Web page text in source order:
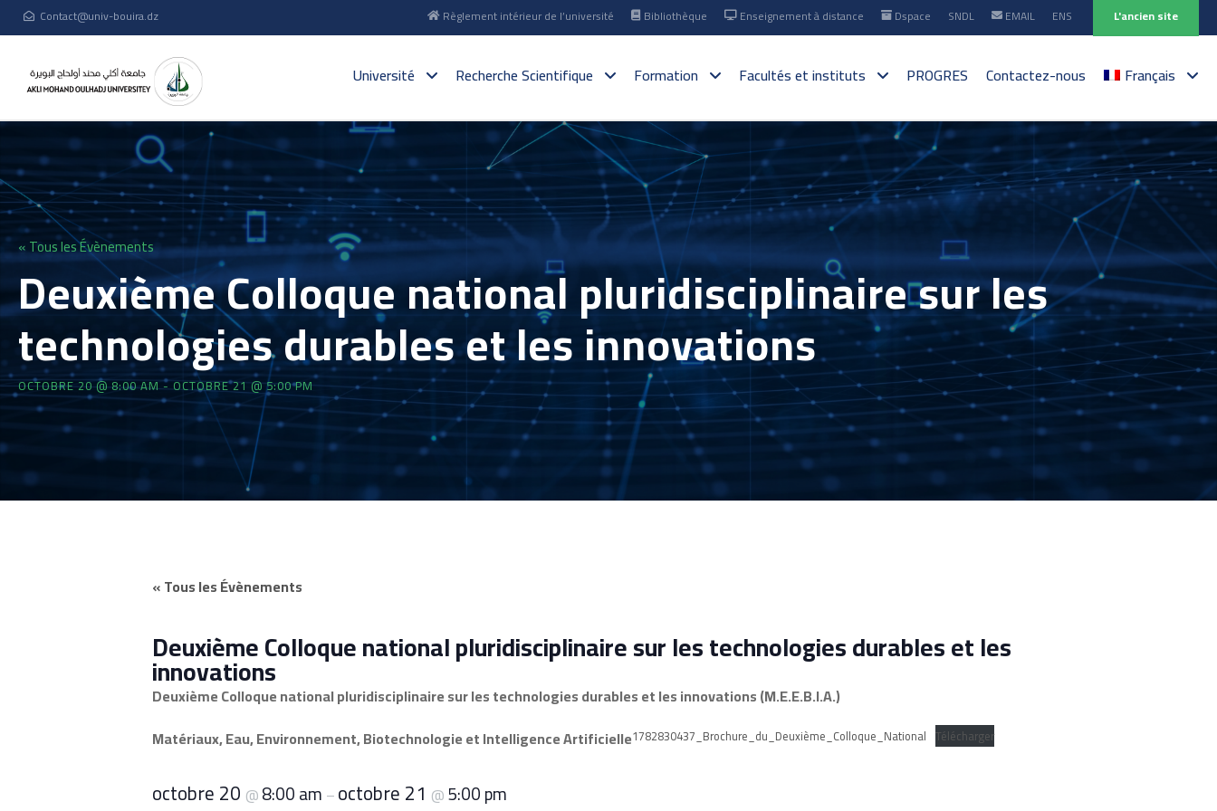
Contact@univ-bouira.dz Règlement intérieur de l’université Bibliothèque Enseignement à distance Dspace SNDL EMAIL ENS L'ancien site
Université Recherche Scientifique Formation Facultés et instituts PROGRES Contactez-nous Français
« Tous les Évènements
Deuxième Colloque national pluridisciplinaire sur les
technologies durables et les innovations
OCTOBRE 20 @ 8:00 AM-OCTOBRE 21 @ 5:00 PM
« Tous les Évènements
Deuxième Colloque national pluridisciplinaire sur les technologies durables et les
innovations
Deuxième Colloque national pluridisciplinaire sur les technologies durables et les innovations (M.E.E.B.I.A.)
Matériaux, Eau, Environnement, Biotechnologie et Intelligence Artificielle1782830437_Brochure_du_Deuxième_Colloque_National Télécharger
octobre 20 @8:00 am –octobre 21 @5:00 pm